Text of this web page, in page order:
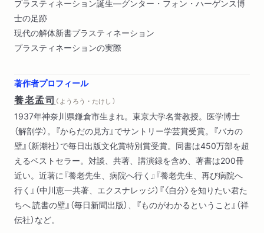
プラスティネーション誕生―グンター・フォン・ハーゲンス博
士の足跡
現代の解体新書プラスティネーション
プラスティネーションの実際
著作者プロフィール
養老孟司 （ ようろう・たけし ）
1937年神奈川県鎌倉市生まれ。東京大学名誉教授。医学博士
（解剖学）。『からだの見方』でサントリー学芸賞受賞。『バカの
壁』（新潮社）で毎日出版文化賞特別賞受賞。同書は450万部を超
えるベストセラー。対談、共著、講演録を含め、著書は200冊
近い。近著に『養老先生、病院へ行く』『養老先生、再び病院へ
行く』（中川恵一共著、エクスナレッジ）『〈自分〉を知りたい君た
ちへ 読書の壁』（毎日新聞出版）、『ものがわかるということ』（祥
伝社）など。